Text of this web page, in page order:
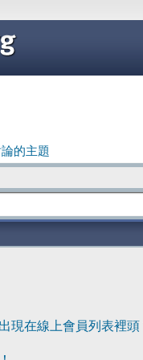
的主題
現在線上會員列表裡頭